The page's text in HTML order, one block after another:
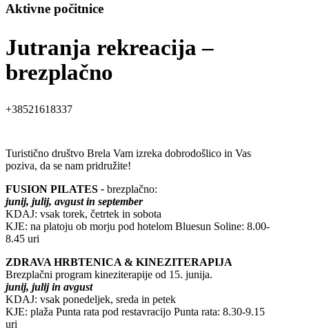
Trg Alojzija Stepinca 10, 21322 Brela
+385 21 618 455
+385 21 618 337
info@brela.hr
Call us
Contact us
Aktivne počitnice
Jutranja rekreacija –
brezplačno
+38521618337
Turistično društvo Brela Vam izreka dobrodošlico in Vas
poziva, da se nam pridružite!
FUSION PILATES - brezplačno:
junij, julij, avgust in september
KDAJ: vsak torek, četrtek in sobota
KJE: na platoju ob morju pod hotelom Bluesun Soline: 8.00-
8.45 uri
ZDRAVA HRBTENICA & KINEZITERAPIJA
Brezplačni program kineziterapije od 15. junija.
junij, julij in avgust
KDAJ: vsak ponedeljek, sreda in petek
KJE: plaža Punta rata pod restavracijo Punta rata: 8.30-9.15
uri